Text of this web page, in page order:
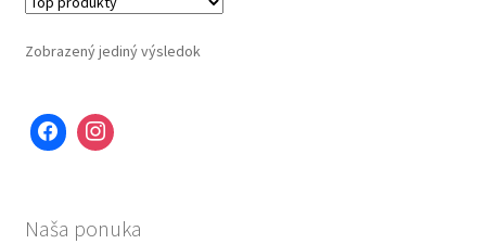
Zobrazený jediný výsledok
Naša ponuka